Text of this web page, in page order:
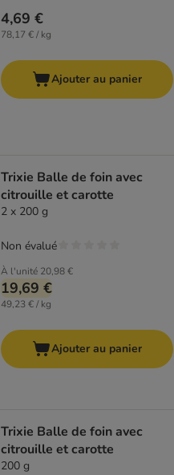
4,69 €
78,17 € / kg
Ajouter au panier
Trixie Balle de foin avec
citrouille et carotte
2 x 200 g
À l'unité 20,98 €
19,69 €
49,23 € / kg
Non évalué
Ajouter au panier
Trixie Balle de foin avec
citrouille et carotte
200 g